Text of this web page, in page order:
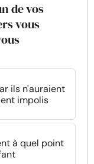
de vos
vous
ils n'auraient
impolis
à quel point